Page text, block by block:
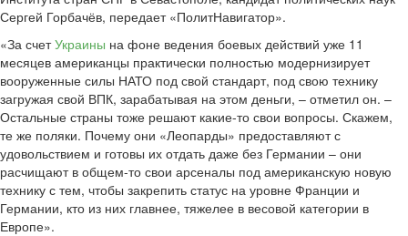
Сергей Горбачёв, передает «ПолитНавигатор».
«За счетУкраины на фоне ведения боевых действий уже 11
месяцев американцы практически полностью модернизирует
вооруженные силы НАТО под свой стандарт, под свою технику
загружая свой ВПК, зарабатывая на этом деньги, – отметил он. –
Остальные страны тоже решают какие-то свои вопросы. Скажем,
те же поляки. Почему они «Леопарды» предоставляют с
удовольствием и готовы их отдать даже без Германии – они
расчищают в общем-то свои арсеналы под американскую новую
технику с тем, чтобы закрепить статус на уровне Франции и
Германии, кто из них главнее, тяжелее в весовой категории в
Европе».